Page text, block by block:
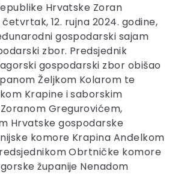
Hrvatske Zoran
12. rujna 2024. godine,
gospodarski sajam
zbor. Predsjednik
gospodarski zbor obišao
Željkom Kolarom te
Krapine i saborskim
Gregurovićem,
Hrvatske gospodarske
komore Krapina Anđelkom
Obrtničke komore
županije Nenadom